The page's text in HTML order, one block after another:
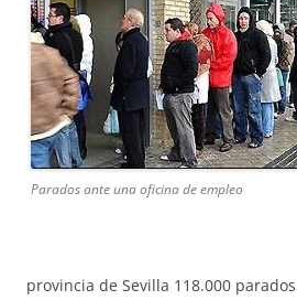
Parados ante una oficina de empleo
provincia de Sevilla 118.000